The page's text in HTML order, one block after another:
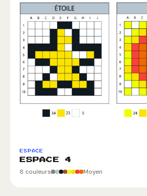
ESPACE
ESPACE 4
8 couleurs Moyen